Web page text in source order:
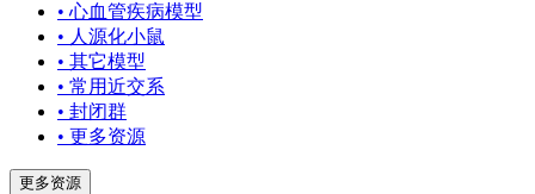
• 心血管疾病模型
• 人源化小鼠
• 其它模型
• 常用近交系
• 封闭群
• 更多资源
更多资源